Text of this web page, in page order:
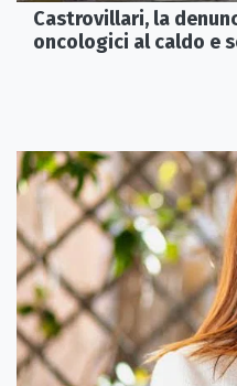
Castrovillari, la
oncologici al caldo e